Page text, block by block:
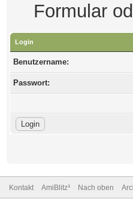
Formular
Login
Benutzername:
Passwort:
Kontakt AmiBlitz³ Nach oben